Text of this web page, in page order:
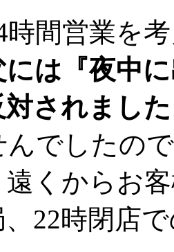
時間営業を
は『夜中
されまし
でしたの
くからお
、22時閉店